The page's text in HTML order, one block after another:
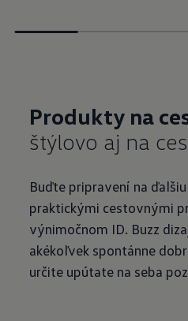
Produkty na
štýlovo aj na
Buďte pripravení na
praktickými cestovnými
výnimočnom ID. Buzz
akékoľvek spontánne
určite upútate na seba